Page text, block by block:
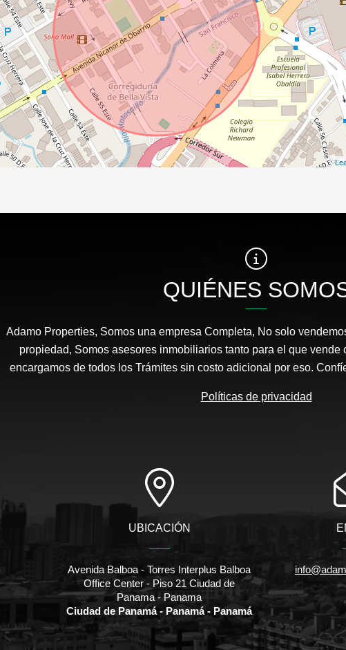
QUIÉNES
Adamo Properties, Somos una empresa Completa, No solo
propiedad, Somos asesores inmobiliarios tanto para el que vende
encargamos de todos los Trámites sin costo adicional por eso.
Políticas de privacidad
UBICACIÓN
Avenida Balboa - Torres Interplus Balboa
Office Center - Piso 21 Ciudad de
Panama - Panama
Ciudad de Panamá - Panamá - Panamá